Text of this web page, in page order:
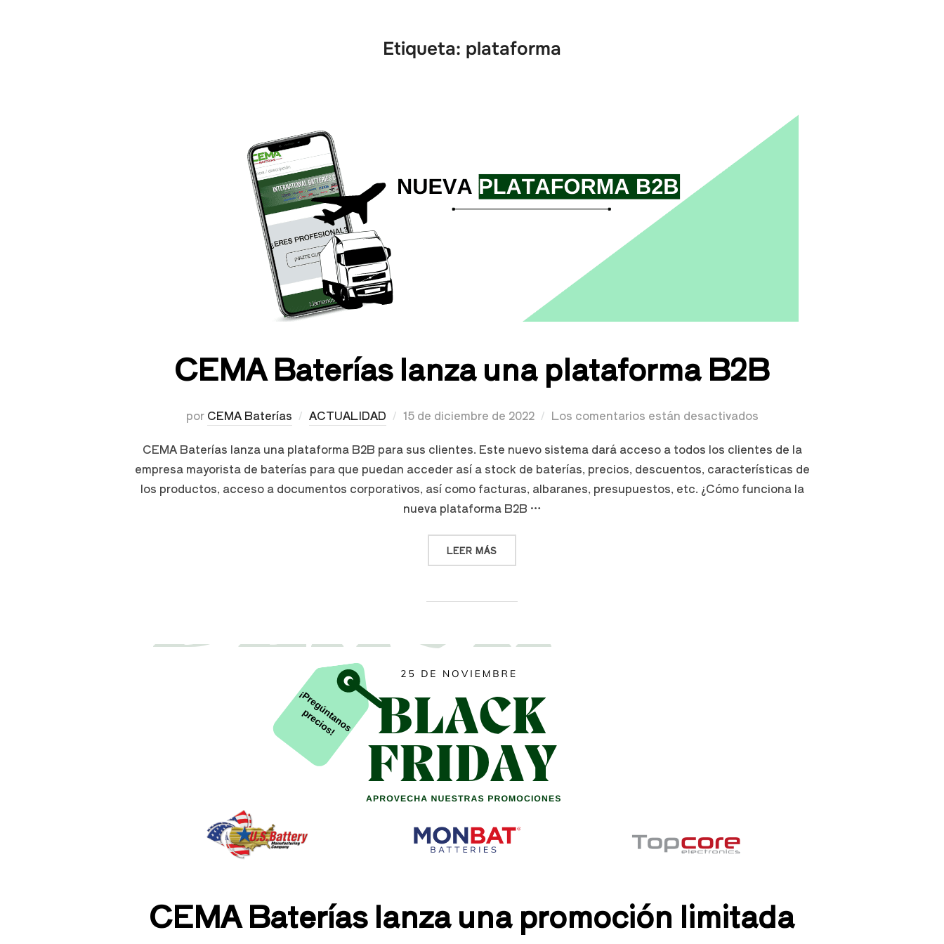
Etiqueta: plataforma
CEMA Baterías lanza una plataforma B2B
por CEMA Baterías ACTUALIDAD 15 de diciembre de 2022
Los comentarios están desactivados
CEMA Baterías lanza una plataforma B2B para sus clientes. Este nuevo sistema dará acceso a todos los clientes de la
empresa mayorista de baterías para que puedan acceder así a stock de baterías, precios, descuentos, características de
los productos, acceso a documentos corporativos, así como facturas, albaranes, presupuestos, etc. ¿Cómo funciona la
nueva plataforma B2B …
LEER MÁS
CEMA Baterías lanza una promoción limitada